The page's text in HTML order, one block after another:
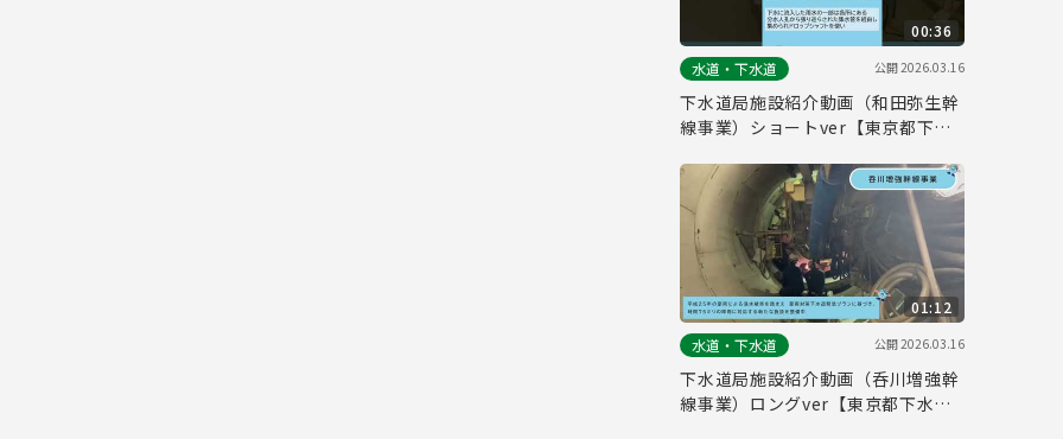
00:36
水道・下水道
公開2026.03.16
下水道局施設紹介動画（和田弥生幹
線事業）ショートver【東京都下水
01:12
水道・下水道
公開2026.03.16
下水道局施設紹介動画（呑川増強幹
線事業）ロングver【東京都下水道